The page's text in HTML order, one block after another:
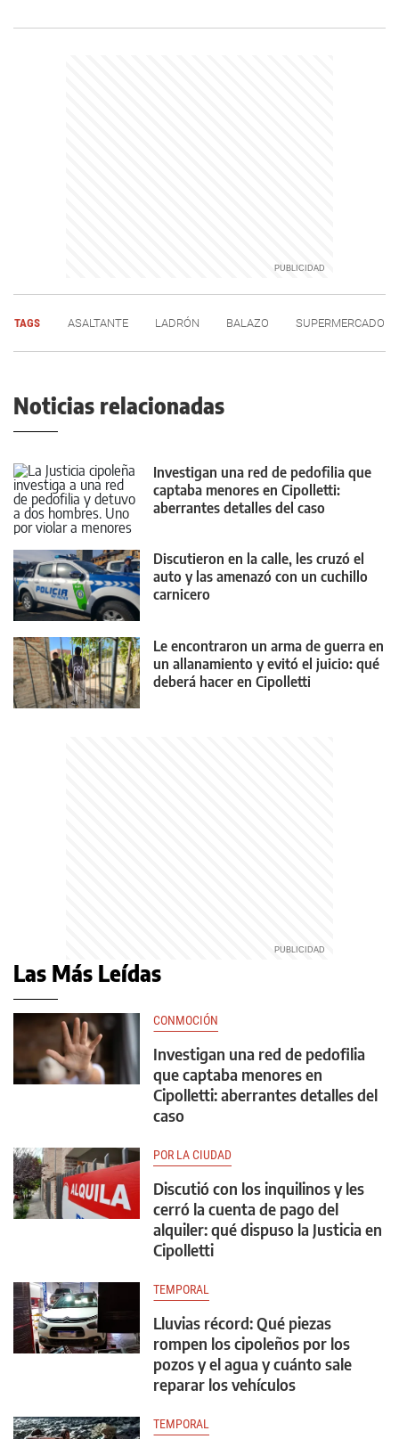
TAGS ASALTANTE LADRÓN BALAZO SUPERMERCADO
Noticias relacionadas
Investigan una red de pedofilia que
captaba menores en Cipolletti:
aberrantes detalles del caso
Discutieron en la calle, les cruzó el
auto y las amenazó con un cuchillo
carnicero
Le encontraron un arma de guerra en
un allanamiento y evitó el juicio: qué
deberá hacer en Cipolletti
Las Más Leídas
CONMOCIÓN
Investigan una red de pedofilia
que captaba menores en
Cipolletti: aberrantes detalles del
caso
POR LA CIUDAD
Discutió con los inquilinos y les
cerró la cuenta de pago del
alquiler: qué dispuso la Justicia en
Cipolletti
TEMPORAL
Lluvias récord: Qué piezas
rompen los cipoleños por los
pozos y el agua y cuánto sale
reparar los vehículos
TEMPORAL